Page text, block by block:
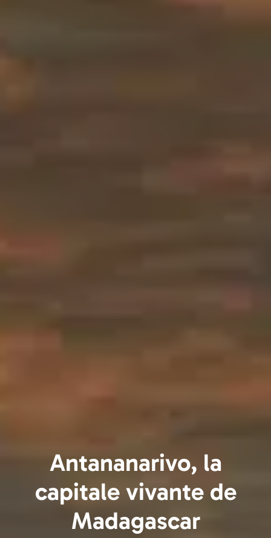
Antananarivo, la
capitale vivante de
Madagascar